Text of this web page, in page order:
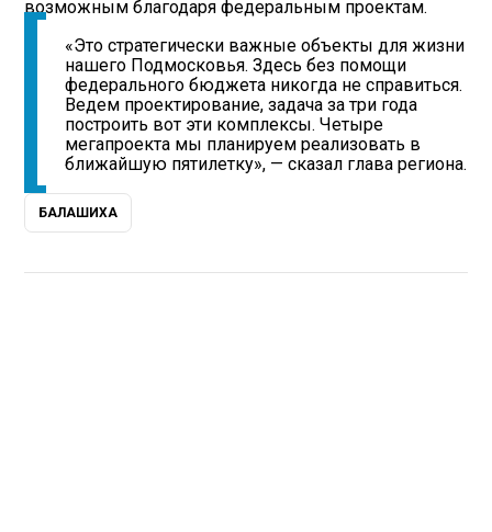
возможным благодаря федеральным проектам.
«Это стратегически важные объекты для жизни
нашего Подмосковья. Здесь без помощи
федерального бюджета никогда не справиться.
Ведем проектирование, задача за три года
построить вот эти комплексы. Четыре
мегапроекта мы планируем реализовать в
ближайшую пятилетку», — сказал глава региона.
БАЛАШИХА